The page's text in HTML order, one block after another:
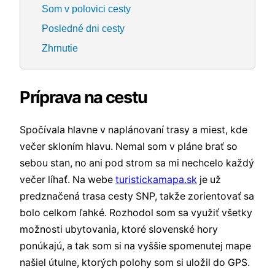
Som v polovici cesty
Posledné dni cesty
Zhrnutie
Príprava na cestu
Spočívala hlavne v naplánovaní trasy a miest, kde
večer skloním hlavu. Nemal som v pláne brať so
sebou stan, no ani pod strom sa mi nechcelo každý
večer líhať. Na webe turistickamapa.sk je už
predznačená trasa cesty SNP, takže zorientovať sa
bolo celkom ľahké. Rozhodol som sa využiť všetky
možnosti ubytovania, ktoré slovenské hory
ponúkajú, a tak som si na vyššie spomenutej mape
našiel útulne, ktorých polohy som si uložil do GPS.